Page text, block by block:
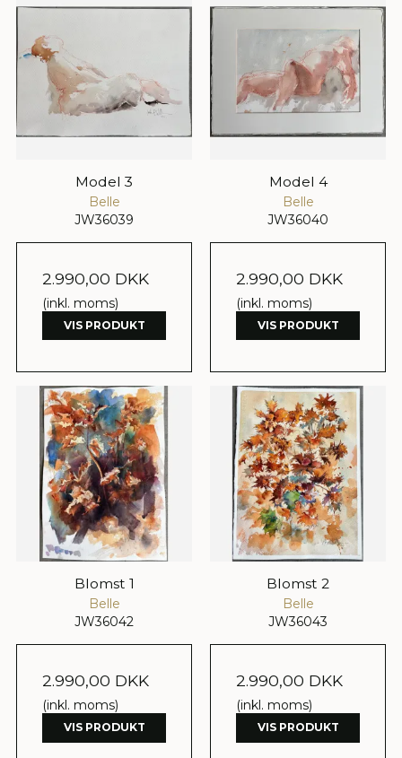
Model 3
Belle
JW36039
2.990,00 DKK
(inkl. moms)
VIS PRODUKT
Model 4
Belle
JW36040
2.990,00 DKK
(inkl. moms)
VIS PRODUKT
Blomst 1
Belle
JW36042
2.990,00 DKK
(inkl. moms)
VIS PRODUKT
Blomst 2
Belle
JW36043
2.990,00 DKK
(inkl. moms)
VIS PRODUKT